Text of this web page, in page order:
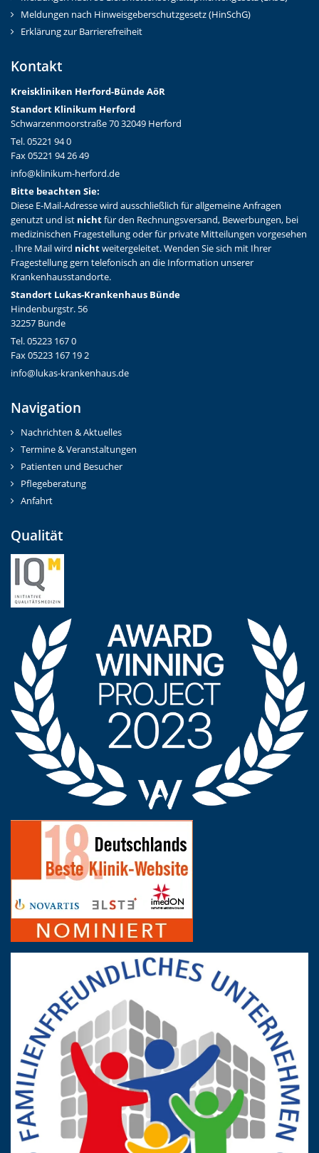
Meldungen nach Hinweisgeberschutzgesetz (HinSchG)
Erklärung zur Barrierefreiheit
Kontakt
Kreiskliniken Herford-Bünde AöR
Standort Klinikum Herford
Schwarzenmoorstraße 70 32049 Herford
Tel. 05221 94 0
Fax 05221 94 26 49
info@klinikum-herford.de
Bitte beachten Sie:
Diese E-Mail-Adresse wird ausschließlich für allgemeine Anfragen
genutzt und ist nichtfür den Rechnungsversand, Bewerbungen, bei
medizinischen Fragestellung oder für private Mitteilungen vorgesehen
. Ihre Mail wird nichtweitergeleitet. Wenden Sie sich mit Ihrer
Fragestellung gern telefonisch an die Information unserer
Krankenhausstandorte.
Standort Lukas-Krankenhaus Bünde
Hindenburgstr. 56
32257 Bünde
Tel. 05223 167 0
Fax 05223 167 19 2
info@lukas-krankenhaus.de
Navigation
Nachrichten & Aktuelles
Termine & Veranstaltungen
Patienten und Besucher
Pflegeberatung
Anfahrt
Qualität